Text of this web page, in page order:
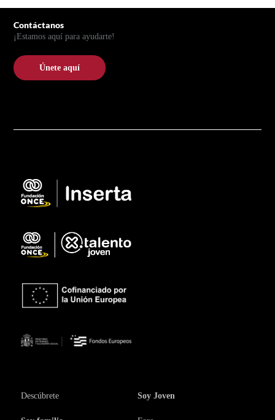
Descúbrete Soy Joven
Contáctanos
¡Estamos aquí para ayudarte!
Únete aquí